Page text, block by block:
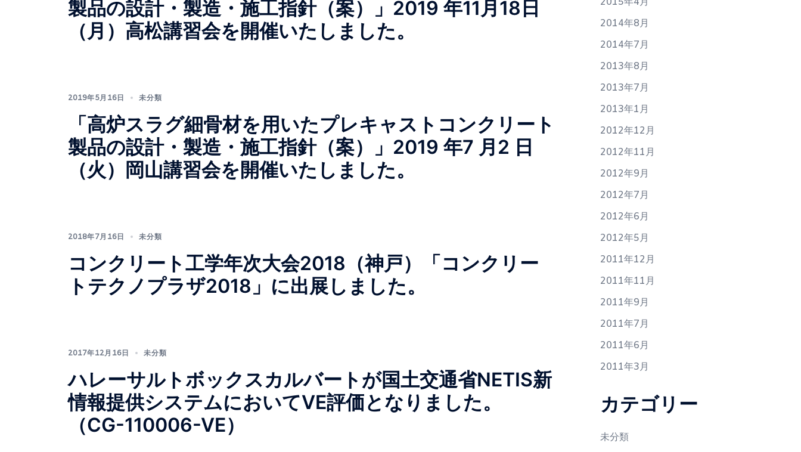
製品の設計・製造・施工指針（案）」2019 年11月18日
（月）高松講習会を開催いたしました。
2019年5月16日 未分類
「高炉スラグ細骨材を用いたプレキャストコンクリート
製品の設計・製造・施工指針（案）」2019 年7 月2 日
（火）岡山講習会を開催いたしました。
2018年7月16日 未分類
コンクリート工学年次大会2018（神戸）「コンクリー
トテクノプラザ2018」に出展しました。
2017年12月16日 未分類
ハレーサルトボックスカルバートが国土交通省NETIS新
情報提供システムにおいてVE評価となりました。
（CG-110006-VE）
2014年8月
2014年7月
2013年8月
2013年7月
2013年1月
2012年12月
2012年11月
2012年9月
2012年7月
2012年6月
2012年5月
2011年12月
2011年11月
2011年9月
2011年7月
2011年6月
2011年3月
カテゴリー
未分類